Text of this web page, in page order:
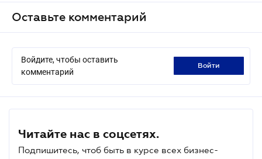
Оставьте комментарий
Войдите, чтобы оставить
комментарий
войти
Читайте нас в соцсетях.
Подпишитесь, чтоб быть в курсе всех бизнес-